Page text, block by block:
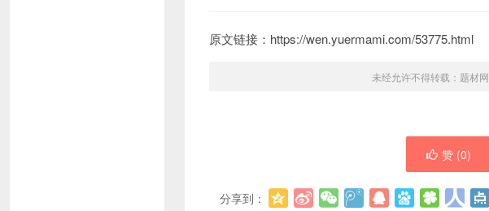
原文链接：https://wen.yuermami.com/53775.html
未经允许不得转载： 题材网
赞 (0)
分享到：